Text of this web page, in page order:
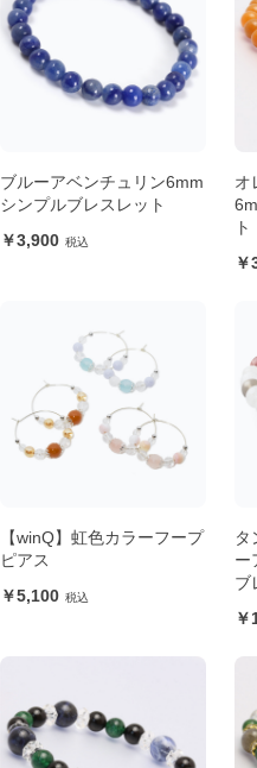
ブルーアベンチュリン6mm
シンプルブレスレット
3,900
オ
ト
【winQ】虹色カラーフープ
ピアス
5,100
タ
ー
ブ